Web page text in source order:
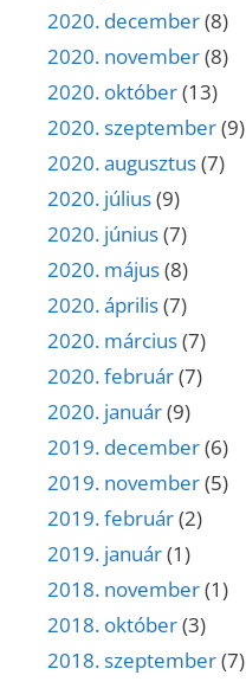
2020. december(8)
2020. november(8)
2020. október(13)
2020. szeptember(9)
2020. augusztus(7)
2020. július(9)
2020. június(7)
2020. május(8)
2020. április(7)
2020. március(7)
2020. február(7)
2020. január(9)
2019. december(6)
2019. november(5)
2019. február(2)
2019. január(1)
2018. november(1)
2018. október(3)
2018. szeptember(7)